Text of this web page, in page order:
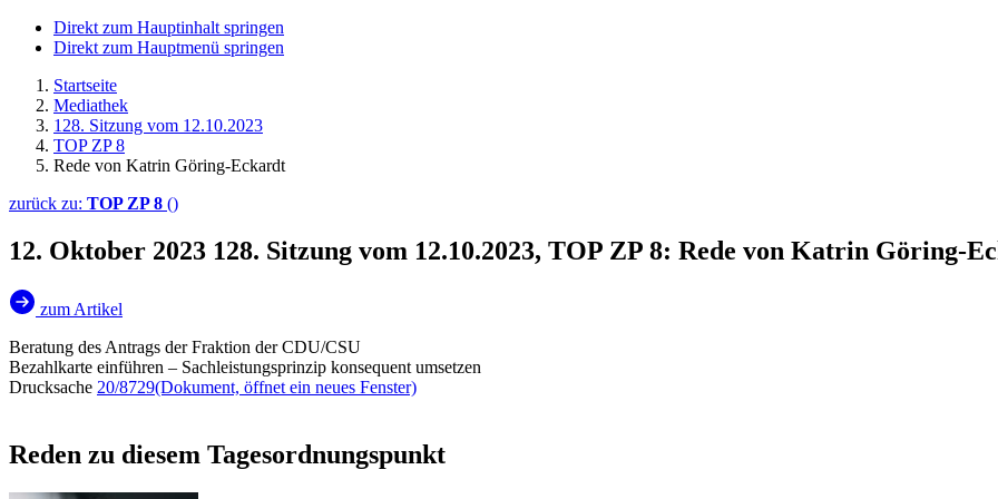
Direkt zum Hauptinhalt springen
Direkt zum Hauptmenü springen
Startseite
Mediathek
128. Sitzung vom 12.10.2023
TOP ZP 8
Rede von Katrin Göring-Eckardt
zurück zu: TOP ZP 8 ()
12. Oktober 2023 128. Sitzung vom 12.10.2023, TOP ZP 8: Rede von Katrin Göring-
zum Artikel
Beratung des Antrags der Fraktion der CDU/CSU
Bezahlkarte einführen – Sachleistungsprinzip konsequent umsetzen
Drucksache 20/8729(Dokument, öffnet ein neues Fenster)
Reden zu diesem Tagesordnungspunkt